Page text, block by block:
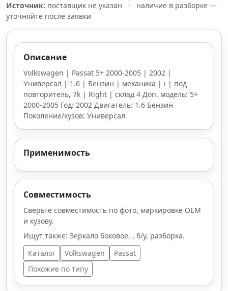
Источник: поставщик не указан ·
наличие в разборке —
уточняйте после заявки
Описание
Volkswagen | Passat 5+ 2000-2005 | 2002 |
Универсал | 1.6 | Бензин | механика | i | под
повторитель, 7k | Right | склад 4 Доп. модель: 5+
2000-2005 Год: 2002 Двигатель: 1.6 Бензин
Поколение/кузов: Универсал
Применимость
Совместимость
Сверьте совместимость по фото, маркировке OEM
и кузову.
Ищут также: Зеркало боковое, , б/у, разборка.
Каталог
Volkswagen
Passat
Похожие по типу